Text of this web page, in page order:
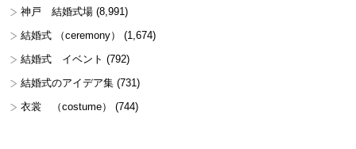
神戸 結婚式場 (8,991)
結婚式 （ceremony）
(1,674)
結婚式 イベント (792)
結婚式のアイデア集 (731)
衣裳 （costume）
(744)